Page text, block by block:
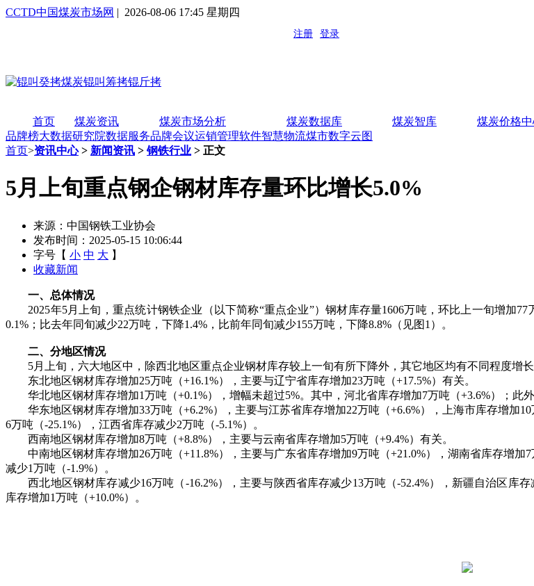
CCTD中国煤炭市场网 | 2026-08-06 17:45 星期四
首页 煤炭资讯 煤炭市场分析 煤炭数据库 煤炭智库 煤炭价格
品牌榜大数据研究院数据服务品牌会议运销管理软件智慧物流煤市数字云图
首页>资讯中心> 新闻资讯 >钢铁行业 > 正文
5月上旬重点钢企钢材库存量环比增长5.0%
来源：中国钢铁工业协会
发布时间：2025-05-15 10:06:44
字号【 小 中 大 】
收藏新闻
一、总体情况
2025年5月上旬，重点统计钢铁企业（以下简称“重点企业”）钢材库存量1606万吨，环比上一旬增加77
0.1%；比去年同旬减少22万吨，下降1.4%，比前年同旬减少155万吨，下降8.8%（见图1）。
二、分地区情况
5月上旬，六大地区中，除西北地区重点企业钢材库存较上一旬有所下降外，其它地区均有不同程度增长
东北地区钢材库存增加25万吨（+16.1%），主要与辽宁省库存增加23万吨（+17.5%）有关。
华北地区钢材库存增加1万吨（+0.1%），增幅未超过5%。其中，河北省库存增加7万吨（+3.6%）；此
华东地区钢材库存增加33万吨（+6.2%），主要与江苏省库存增加22万吨（+6.6%），上海市库存增加
6万吨（-25.1%），江西省库存减少2万吨（-5.1%）。
西南地区钢材库存增加8万吨（+8.8%），主要与云南省库存增加5万吨（+9.4%）有关。
中南地区钢材库存增加26万吨（+11.8%），主要与广东省库存增加9万吨（+21.0%），湖南省库存增加
减少1万吨（-1.9%）。
西北地区钢材库存减少16万吨（-16.2%），主要与陕西省库存减少13万吨（-52.4%），新疆自治区库
库存增加1万吨（+10.0%）。